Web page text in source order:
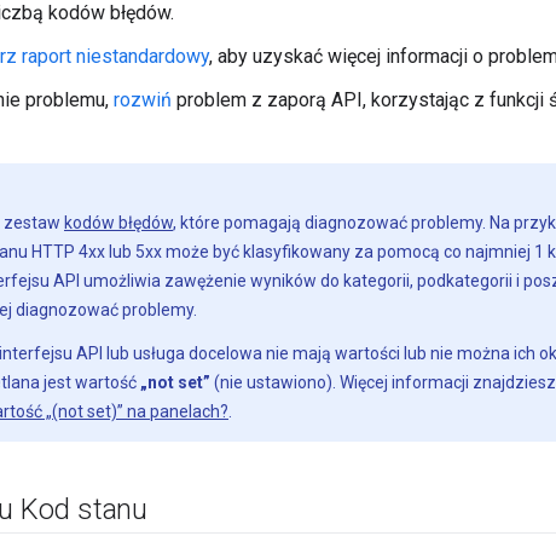
kodów błędów.
raport niestandardowy, aby uzyskać więcej informacji o
problemu, rozwiń problem z zaporą API, korzystając z funkcji
zestaw kodów błędów, które pomagają diagnozować problemy. Na
HTTP 4xx lub 5xx może być klasyfikowany za pomocą co najmniej 1
API umożliwia zawężenie wyników do kategorii, podkategorii i
diagnozować problemy.
API lub usługa docelowa nie mają wartości lub nie można ich
jest wartość „not set” (nie ustawiono). Więcej informacji
„(not set)” na panelach?
Kod stanu